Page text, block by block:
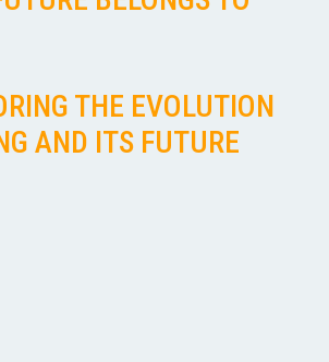
THE EVOLUTION
AND ITS FUTURE